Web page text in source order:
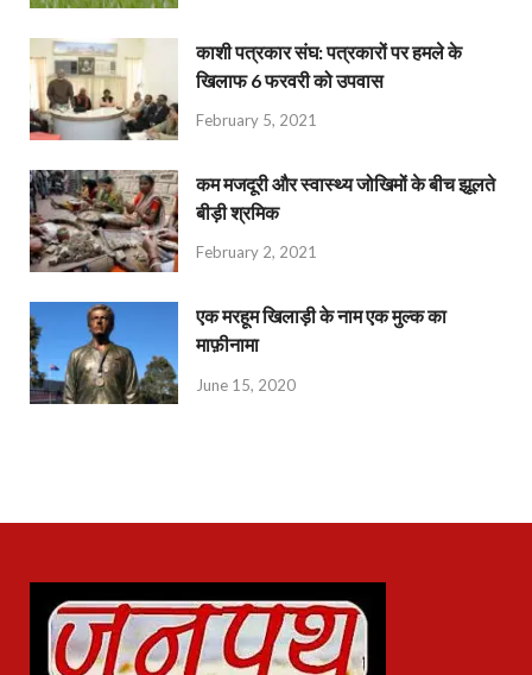
काशी पत्रकार संघ: पत्रकारों पर हमले के
खिलाफ 6 फरवरी को उपवास
February 5, 2021
कम मजदूरी और स्वास्थ्य जोखिमों के बीच झूलते
बीड़ी श्रमिक
February 2, 2021
एक मरहूम खिलाड़ी के नाम एक मुल्क का
माफ़ीनामा
June 15, 2020